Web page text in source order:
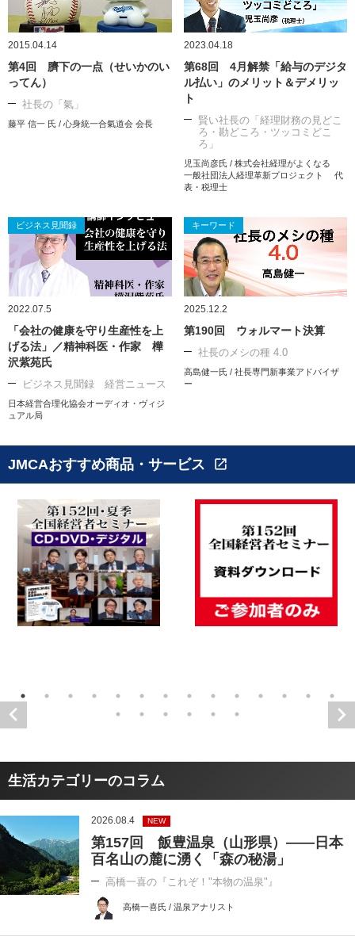
2015.04.14
第4回 臍下の一点（せいかのい
ってん）
社長の「氣」
藤平 信一 氏 / 心身統一合氣道会 会長
2023.04.18
第68回 4月解禁「給与のデジタ
ル払い」のメリット＆デメリッ
ト
賢い社長の「経理財務の見どこ
ろ・勘どころ・ツッコミどこ
ろ」
児玉尚彦氏 / 株式会社経理がよくなる
一般社団法人経理革新プロジェクト 代
表・税理士
ビジネス見聞録
2022.07.5
「会社の健康を守り生産性を上
げる法」／精神科医・作家 樺
沢紫苑氏
ビジネス見聞録 経営ニュース
日本経営合理化協会オーディオ・ヴィジ
ュアル局
キーワード
2025.12.2
第190回 ウォルマート決算
社長のメシの種 4.0
高島健一氏 / 社長専門新事業アドバイザ
ー
JMCAおすすめ商品・サービス open_in_new
生活カテゴリーのコラム
2026.08.4 NEW
第157回 飯豊温泉（山形県）――日本
百名山の麓に湧く「森の秘湯」
高橋一喜の『これぞ！"本物の温泉"』
高橋一喜氏 / 温泉アナリスト